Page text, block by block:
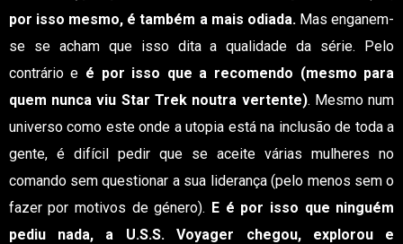
por isso mesmo, é também a mais odiada. Mas enganem-
se se acham que isso dita a qualidade da série. Pelo
contrário e é por isso que a recomendo (mesmo para
quem nunca viu Star Trek noutra vertente). Mesmo num
universo como este onde a utopia está na inclusão de toda a
gente, é difícil pedir que se aceite várias mulheres no
comando sem questionar a sua liderança (pelo menos sem o
fazer por motivos de género). E é por isso que ninguém
pediu nada, a U.S.S. Voyager chegou, explorou e